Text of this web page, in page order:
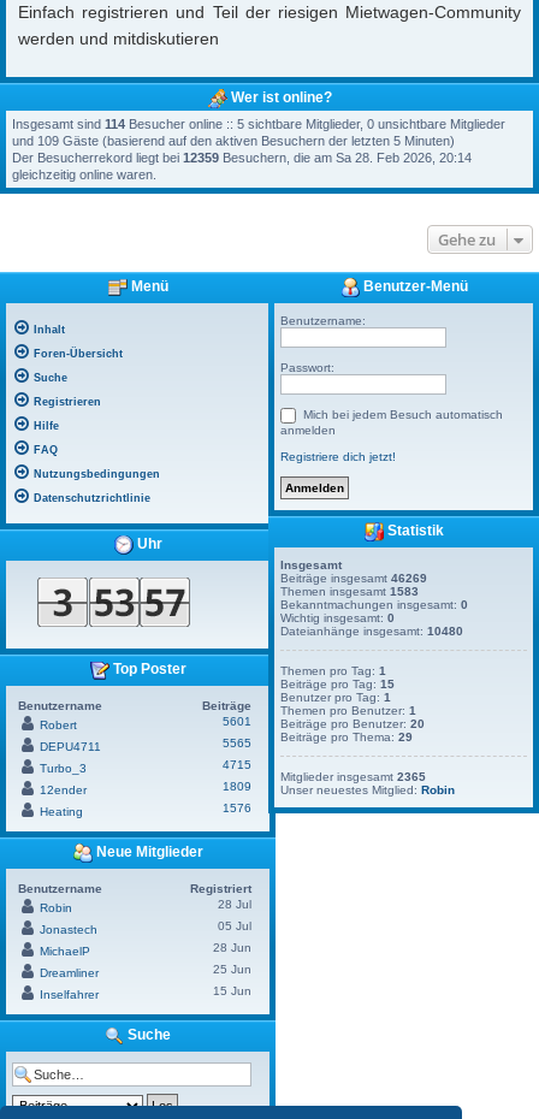
Einfach registrieren und Teil der riesigen Mietwagen-Community
werden und mitdiskutieren
Wer ist online?
Insgesamt sind 114 Besucher online :: 5 sichtbare Mitglieder, 0 unsichtbare Mitglieder
und 109 Gäste (basierend auf den aktiven Besuchern der letzten 5 Minuten)
Der Besucherrekord liegt bei 12359 Besuchern, die am Sa 28. Feb 2026, 20:14
gleichzeitig online waren.
Gehe zu
Menü
Inhalt
Foren-Übersicht
Suche
Registrieren
Hilfe
FAQ
Nutzungsbedingungen
Datenschutzrichtlinie
Uhr
Top Poster
Benutzername
Beiträge
Robert
5601
DEPU4711
5565
Turbo_3
4715
12ender
1809
Heating
1576
Neue Mitglieder
Benutzername
Registriert
Robin
28 Jul
Jonastech
05 Jul
MichaelP
28 Jun
Dreamliner
25 Jun
Inselfahrer
15 Jun
Suche
Benutzer-Menü
Benutzername:
Passwort:
Mich bei jedem Besuch automatisch
anmelden
Registriere dich jetzt!
Statistik
Insgesamt
Beiträge insgesamt46269
Themen insgesamt1583
Bekanntmachungen insgesamt:0
Wichtig insgesamt:0
Dateianhänge insgesamt:10480
Themen pro Tag:1
Beiträge pro Tag:15
Benutzer pro Tag:1
Themen pro Benutzer:1
Beiträge pro Benutzer:20
Beiträge pro Thema:29
Mitglieder insgesamt2365
Unser neuestes Mitglied:Robin